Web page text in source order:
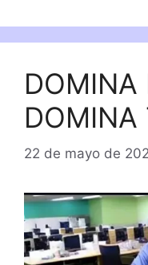
DOMINA
DOMINA
22 de mayo de